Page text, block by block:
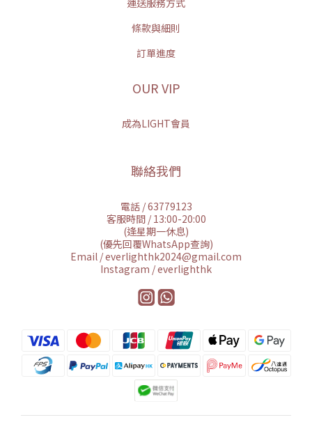
運送服務方式
條款與細則
訂單進度
OUR VIP
成為LIGHT會員
聯絡我們
電話 / 63779123
客服時間 / 13:00-20:00
(逢星期一休息)
(優先回覆WhatsApp查詢)
Email / everlighthk2024@gmail.com
Instagram / everlighthk